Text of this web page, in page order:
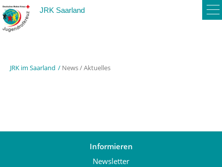
JRK Saarland
JRK im Saarland News / Aktuelles
Informieren
Newsletter